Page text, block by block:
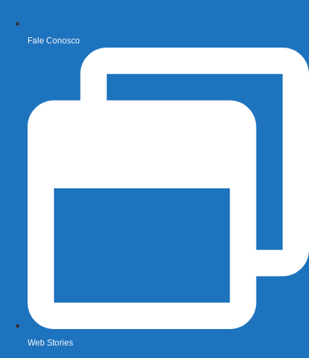
Fale Conosco
Web Stories